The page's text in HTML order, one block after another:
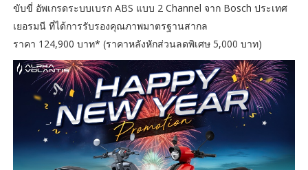
ขับขี่ อัพเกรดระบบเบรก ABS แบบ 2 Channel จาก Bosch ประเทศ
เยอรมนี ที่ได้การรับรองคุณภาพมาตรฐานสากล
ราคา 124,900 บาท* (ราคาหลังหักส่วนลดพิเศษ 5,000 บาท)